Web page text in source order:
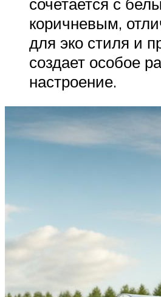
коричневым,
для эко стиля и
создает особое
настроение.